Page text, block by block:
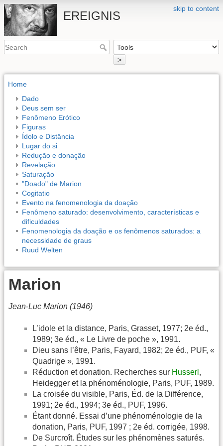
skip to content
EREIGNIS
>
Home
Dado
Deus sem ser
Fenômeno Erótico
Figuras
Ídolo e Distância
Lugar do si
Redução e donação
Revelação
Saturação
"Doado" de Marion
Cogitatio
Evento na fenomenologia da doação
Fenômeno saturado: desenvolvimento, características e
dificuldades
Fenomenologia da doação e os fenômenos saturados: a
necessidade de graus
Ruud Welten
Marion
Jean-Luc Marion (1946)
L’idole et la distance, Paris, Grasset, 1977; 2e éd.,
1989; 3e éd., « Le Livre de poche », 1991.
Dieu sans l’être, Paris, Fayard, 1982; 2e éd., PUF, «
Quadrige », 1991.
Réduction et donation. Recherches sur Husserl ,
Heidegger et la phénoménologie, Paris, PUF, 1989.
La croisée du visible, Paris, Éd. de la Différence,
1991; 2e éd., 1994; 3e éd., PUF, 1996.
Étant donné. Essai d’une phénoménologie de la
donation, Paris, PUF, 1997 ; 2e éd. corrigée, 1998.
De Surcroît. Études sur les phénomènes saturés.